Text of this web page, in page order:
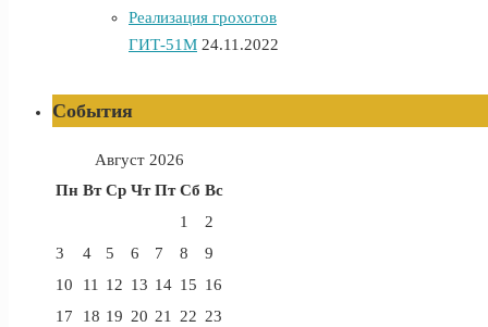
Реализация грохотов
ГИТ-51М 24.11.2022
События
Август 2026
Пн Вт Ср Чт Пт Сб Вс
1
2
3
4 5 6 7 8
9
10
11 12 13 14 15 16
17
18 19 20 21 22 23